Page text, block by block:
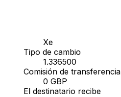
Xe
Tipo de cambio
1.336500
Comisión de transferencia
0 GBP
El destinatario recibe